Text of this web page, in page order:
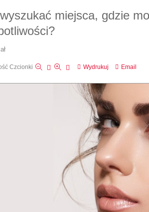
miejsca, gdzie
Czcionki Wydrukuj Email